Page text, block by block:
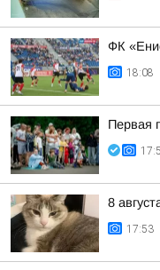
ФК
18:08
Первая
8
17:53